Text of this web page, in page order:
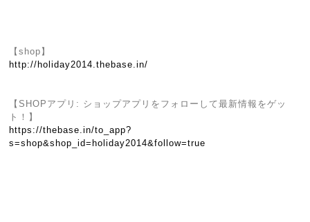
【shop】
http://holiday2014.thebase.in/
【SHOPアプリ: ショップアプリをフォローして最新情報をゲッ
ト！】
https://thebase.in/to_app?
s=shop&shop_id=holiday2014&follow=true